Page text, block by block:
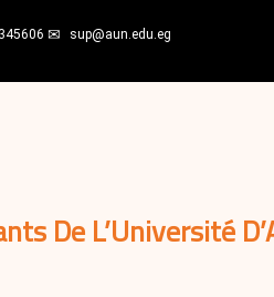
sup@aun.edu.eg
De L’Université